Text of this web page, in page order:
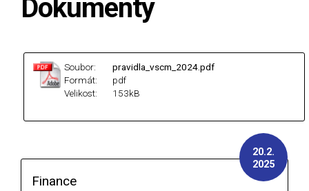
Dokumenty
Soubor:
pravidla_vscm_2024.pdf
Formát:
pdf
Velikost:
153kB
20.2.
2025
Finance